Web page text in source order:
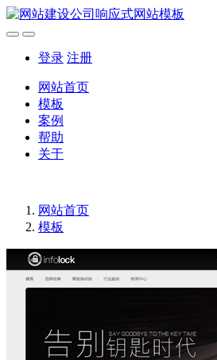
登录 注册
网站首页
模板
案例
帮助
关于
网站首页
模板